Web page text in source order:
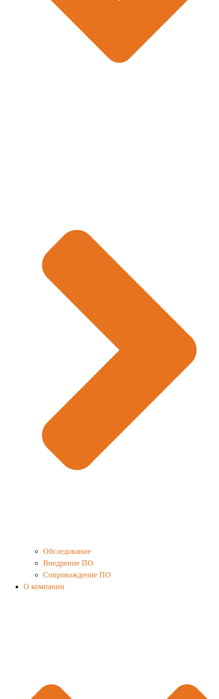
Обследование
Внедрение ПО
Сопровождение ПО
О компании